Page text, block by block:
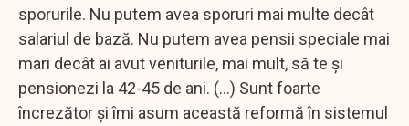
sporurile. Nu putem avea sporuri mai multe decât
salariul de bază. Nu putem avea pensii speciale mai
mari decât ai avut veniturile, mai mult, să te şi
pensionezi la 42-45 de ani. (...) Sunt foarte
încrezător şi îmi asum această reformă în sistemul